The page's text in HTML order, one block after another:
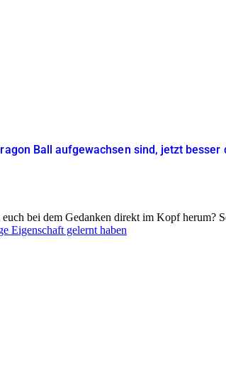
Ball aufgewachsen sind, jetzt besser
bei dem Gedanken direkt im Kopf herum?
Eigenschaft gelernt haben